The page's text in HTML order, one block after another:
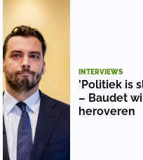
INTERVIEWS
'Politiek is
– Baudet
heroveren